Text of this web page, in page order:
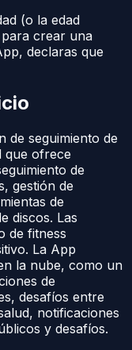
(o la edad
crear una
declaras que
de seguimiento de
que ofrece
de
gestión de
de
discos. Las
de fitness
La App
la nube, como un
de
desafíos entre
notificaciones
y desafíos.